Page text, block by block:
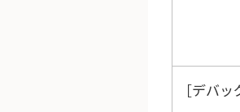
デバッ